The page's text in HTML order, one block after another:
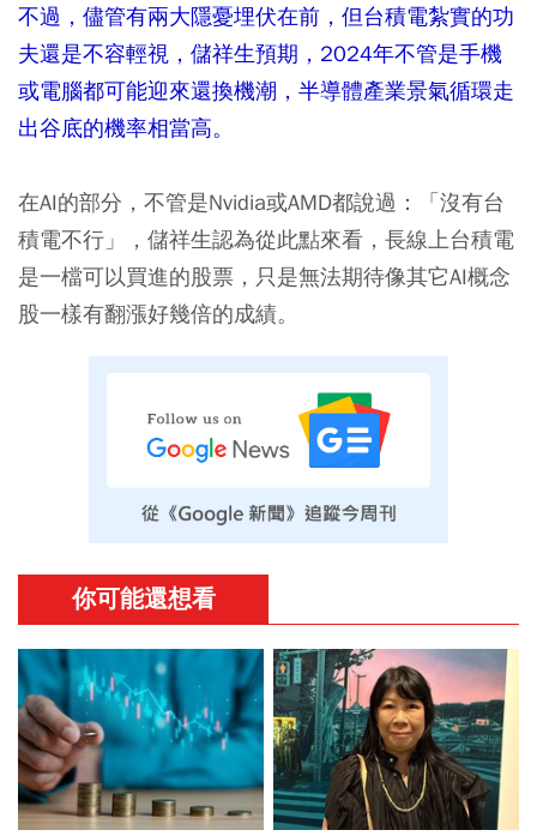
不過，儘管有兩大隱憂埋伏在前，但台積電紮實的功
夫還是不容輕視，儲祥生預期，2024年不管是手機
或電腦都可能迎來還換機潮，半導體產業景氣循環走
出谷底的機率相當高。
在AI的部分，不管是Nvidia或AMD都說過：「沒有台
積電不行」，儲祥生認為從此點來看，長線上台積電
是一檔可以買進的股票，只是無法期待像其它AI概念
股一樣有翻漲好幾倍的成績。